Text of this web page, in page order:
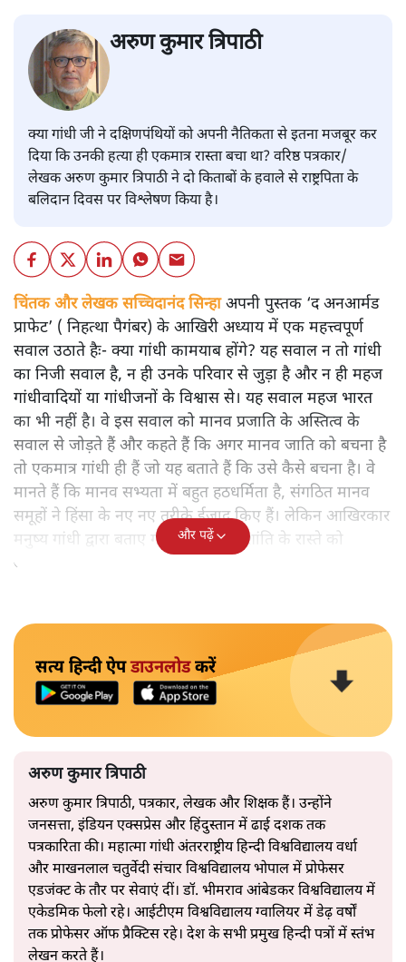
अरुण कुमार त्रिपाठी
क्या गांधी जी ने दक्षिणपंथियों को अपनी नैतिकता से इतना मजबूर कर
दिया कि उनकी हत्या ही एकमात्र रास्ता बचा था? वरिष्ठ पत्रकार/
लेखक अरुण कुमार त्रिपाठी ने दो किताबों के हवाले से राष्ट्रपिता के
बलिदान दिवस पर विश्लेषण किया है।
चिंतक और लेखक सच्चिदानंद सिन्हाअपनी पुस्तक ‘द अनआर्मड
प्राफेट’ ( निहत्था पैगंबर) के आखिरी अध्याय में एक महत्त्वपूर्ण
सवाल उठाते हैः- क्या गांधी कामयाब होंगे? यह सवाल न तो गांधी
का निजी सवाल है, न ही उनके परिवार से जुड़ा है और न ही महज
गांधीवादियों या गांधीजनों के विश्वास से। यह सवाल महज भारत
का भी नहीं है। वे इस सवाल को मानव प्रजाति के अस्तित्व के
सवाल से जोड़ते हैं और कहते हैं कि अगर मानव जाति को बचना है
तो एकमात्र गांधी ही हैं जो यह बताते हैं कि उसे कैसे बचना है। वे
मानते हैं कि मानव सभ्यता में बहुत हठधर्मिता है, संगठित मानव
समूहों ने हिंसा के नए नए तरीके ईजाद किए हैं। लेकिन आखिरकार
मनुष्य गांधी द्वारा बताए गए अहिंसा और शांति के रास्ते को
अपनाएगा।
और पढ़ें
सत्य हिन्दी ऐपडाउनलोडकरें
अरुण कुमार त्रिपाठी
अरुण कुमार त्रिपाठी, पत्रकार, लेखक और शिक्षक हैं। उन्होंने
जनसत्ता, इंडियन एक्सप्रेस और हिंदुस्तान में ढाई दशक तक
पत्रकारिता की। महात्मा गांधी अंतरराष्ट्रीय हिन्दी विश्वविद्यालय वर्धा
और माखनलाल चतुर्वेदी संचार विश्वविद्यालय भोपाल में प्रोफेसर
एडजंक्ट के तौर पर सेवाएं दीं। डॉ. भीमराव आंबेडकर विश्वविद्यालय में
एकेडमिक फेलो रहे। आईटीएम विश्वविद्यालय ग्वालियर में डेढ़ वर्षों
तक प्रोफेसर ऑफ प्रैक्टिस रहे। देश के सभी प्रमुख हिन्दी पत्रों में स्तंभ
लेखन करते हैं।